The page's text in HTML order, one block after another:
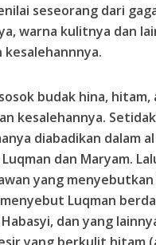
seseorang dari
warna kulitnya dan
budak hina,
kesalehannya.
diabadikan dalam
dan Maryam.
yang
Luqman
dan yang